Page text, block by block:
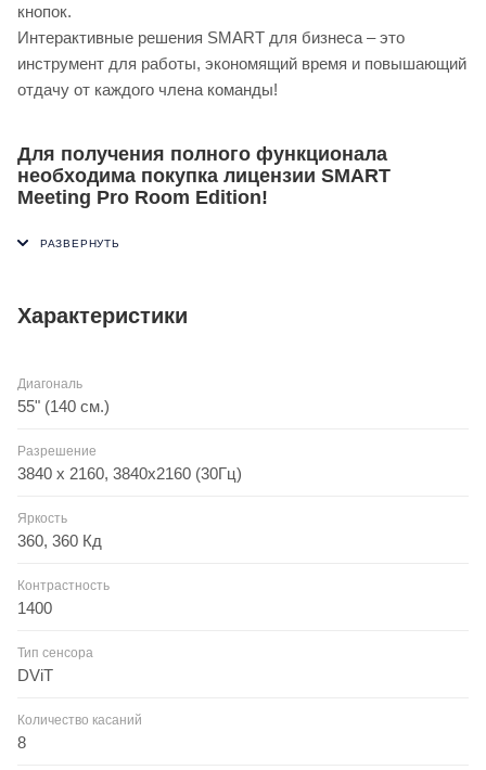
кнопок.
Интерактивные решения SMART для бизнеса – это
инструмент для работы, экономящий время и повышающий
отдачу от каждого члена команды!
Для получения полного функционала
необходима покупка лицензии SMART
Meeting Pro Room Edition!
Характеристики
Диагональ
55" (140 см.)
Разрешение
3840 x 2160, 3840x2160 (30Гц)
Яркость
360, 360 Кд
Контрастность
1400
Тип сенсора
DViT
Количество касаний
8